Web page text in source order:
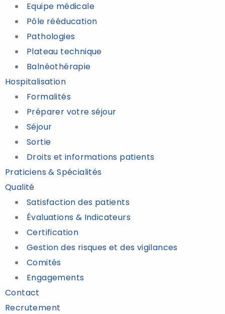
Equipe médicale
Pôle rééducation
Pathologies
Plateau technique
Balnéothérapie
Hospitalisation
Formalités
Préparer votre séjour
Séjour
Sortie
Droits et informations patients
Praticiens & Spécialités
Qualité
Satisfaction des patients
Évaluations & Indicateurs
Certification
Gestion des risques et des vigilances
Comités
Engagements
Contact
Recrutement